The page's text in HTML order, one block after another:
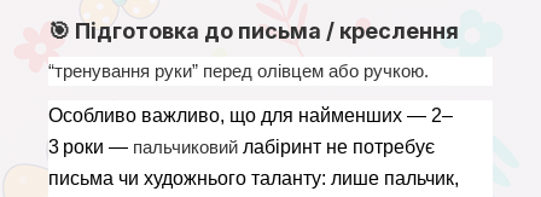
🎯 Підготовка до письма / креслення
“тренування руки” перед олівцем або ручкою.
Особливо важливо, що для найменших — 2–
3 роки — пальчиковий лабіринт не потребує
письма чи художнього таланту: лише пальчик,